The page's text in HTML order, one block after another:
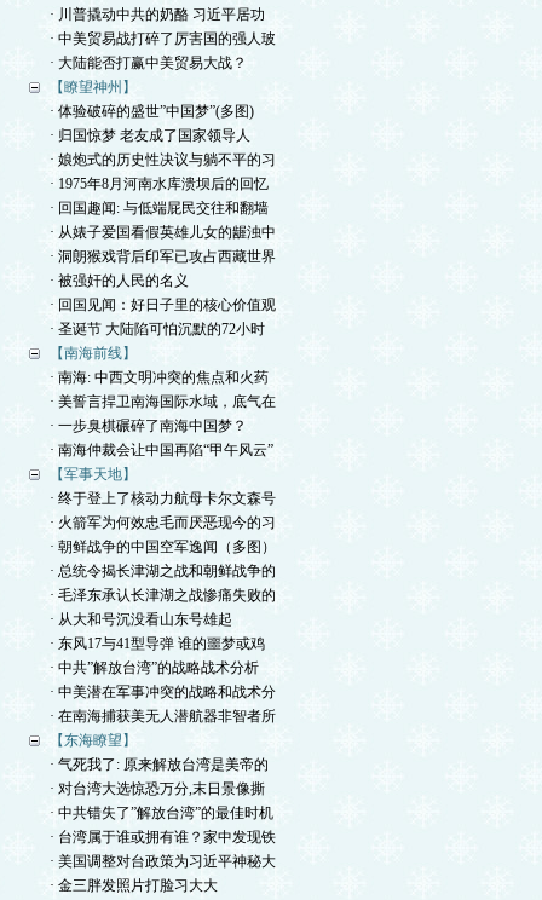
· 川普撬动中共的奶酪 习近平居功
· 中美贸易战打碎了厉害国的强人玻
· 大陆能否打赢中美贸易大战？
【瞭望神州】
· 体验破碎的盛世”中国梦”(多图)
· 归国惊梦 老友成了国家领导人
· 娘炮式的历史性决议与躺不平的习
· 1975年8月河南水库溃坝后的回忆
· 回国趣闻: 与低端屁民交往和翻墙
· 从婊子爱国看假英雄儿女的龌浊中
· 洞朗猴戏背后印军已攻占西藏世界
· 被强奸的人民的名义
· 回国见闻：好日子里的核心价值观
· 圣诞节 大陆陷可怕沉默的72小时
【南海前线】
· 南海: 中西文明冲突的焦点和火药
· 美誓言捍卫南海国际水域，底气在
· 一步臭棋碾碎了南海中国梦？
· 南海仲裁会让中国再陷“甲午风云”
【军事天地】
· 终于登上了核动力航母卡尔文森号
· 火箭军为何效忠毛而厌恶现今的习
· 朝鲜战争的中国空军逸闻（多图）
· 总统令揭长津湖之战和朝鲜战争的
· 毛泽东承认长津湖之战惨痛失败的
· 从大和号沉没看山东号雄起
· 东风17与41型导弹 谁的噩梦或鸡
· 中共”解放台湾”的战略战术分析
· 中美潜在军事冲突的战略和战术分
· 在南海捕获美无人潜航器非智者所
【东海瞭望】
· 气死我了: 原来解放台湾是美帝的
· 对台湾大选惊恐万分,末日景像撕
· 中共错失了”解放台湾”的最佳时机
· 台湾属于谁或拥有谁？家中发现铁
· 美国调整对台政策为习近平神秘大
· 金三胖发照片打脸习大大